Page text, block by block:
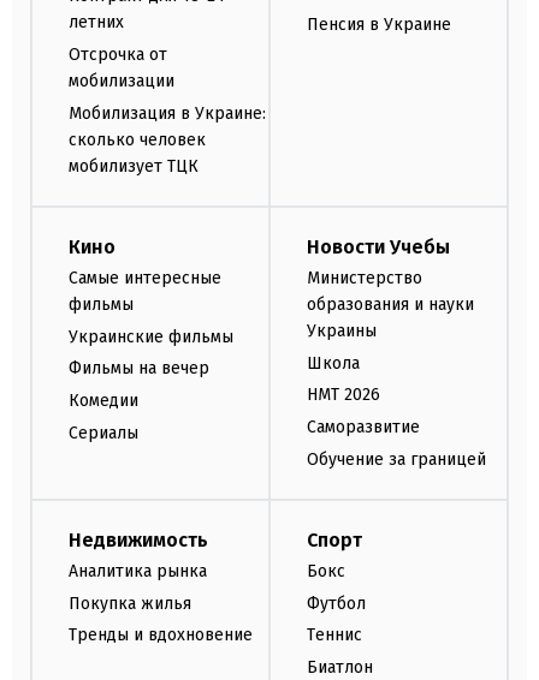
летних
Отсрочка от
мобилизации
Мобилизация в Украине:
сколько человек
мобилизует ТЦК
Пенсия в Украине
Кино
Самые интересные
фильмы
Украинские фильмы
Фильмы на вечер
Комедии
Сериалы
Новости Учебы
Министерство
образования и науки
Украины
Школа
НМТ 2026
Саморазвитие
Обучение за границей
Недвижимость
Аналитика рынка
Покупка жилья
Тренды и вдохновение
Спорт
Бокс
Футбол
Теннис
Биатлон